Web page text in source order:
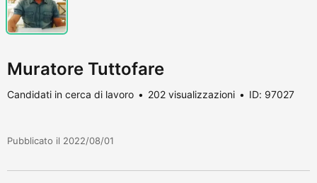
Muratore Tuttofare
Candidati in cerca di lavoro 202 visualizzazioni ID: 97027
Pubblicato il 2022/08/01